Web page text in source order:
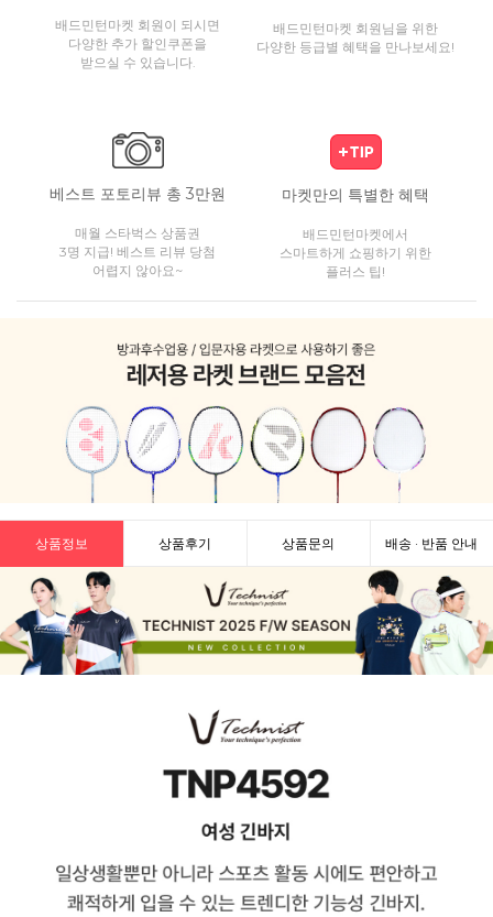
배드민턴마켓 회원이 되시면
다양한 추가 할인쿠폰을
받으실 수 있습니다.
배드민턴마켓 회원님을 위한
다양한 등급별 혜택을 만나보세요!
베스트 포토리뷰 총 3만원
매월 스타벅스 상품권
3명 지급! 베스트 리뷰 당첨
어렵지 않아요~
마켓만의 특별한 혜택
배드민턴마켓에서
스마트하게 쇼핑하기 위한
플러스 팁!
상품정보 상품후기 상품문의 배송 · 반품 안내